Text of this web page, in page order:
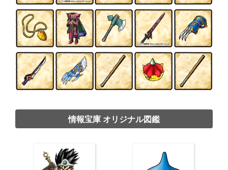
情報宝庫 オリジナル図鑑